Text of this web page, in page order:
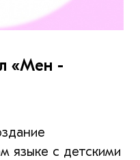
«Мен -
языке с детскими